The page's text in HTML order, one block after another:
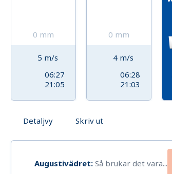
0 mm
5 m/s
06:27
21:05
0 mm
4 m/s
06:28
21:03
Detaljvy Skriv ut
Augustivädret: Så brukar det vara...